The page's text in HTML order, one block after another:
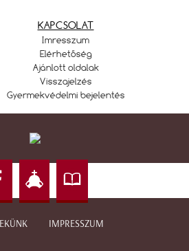
KAPCSOLAT
Imresszum
Elérhetőség
Ajánlott oldalak
Visszajelzés
Gyermekvédelmi bejelentés
IMPRESSZUM